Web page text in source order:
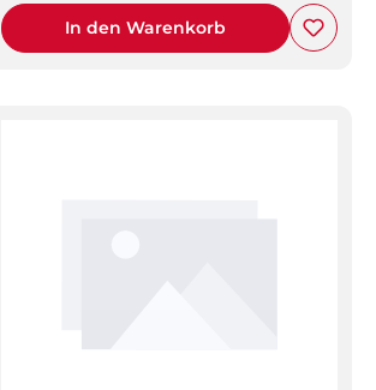
In den Warenkorb